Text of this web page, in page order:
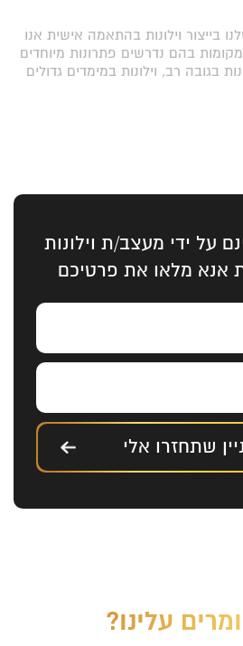
בייצור וילונות בהתאמה אישית אנו
בהם נדרשים פתרונות מיוחדים
בגובה רב, וילונות במימדים גדולים
על ידי מעצב/ת וילונות
אנא מלאו את פרטיכם
שתחזרו אלי
עלינו?